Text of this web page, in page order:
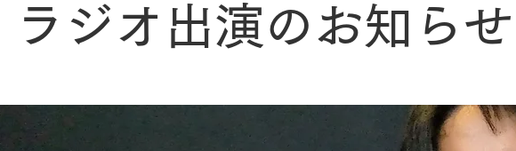
ラジオ出演のお知らせ